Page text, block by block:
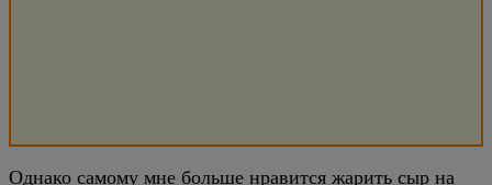
Однако самому мне больше нравится жарить сыр на